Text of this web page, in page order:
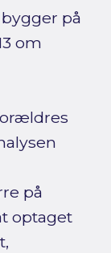
på
om
på
optaget